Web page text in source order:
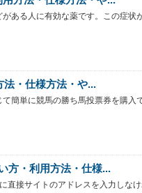
ある人に有効な薬です。この症状
法・仕様方法・や...
簡単に競馬の勝ち馬投票券を購入
方・利用方法・仕様...
直接サイトのアドレスを入力しな